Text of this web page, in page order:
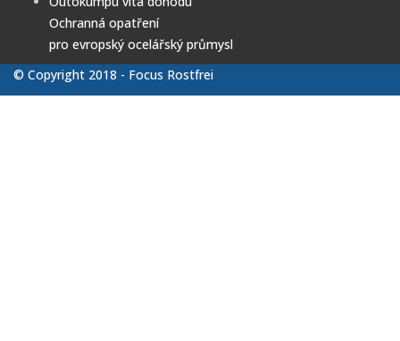
Ochranná opatření
pro evropský ocelářský průmysl
© Copyright 2018 - Focus Rostfrei